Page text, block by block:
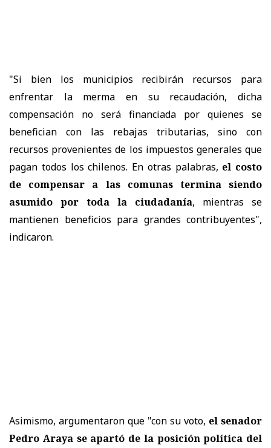
"Si bien los municipios recibirán recursos para
enfrentar la merma en su recaudación, dicha
compensación no será financiada por quienes se
benefician con las rebajas tributarias, sino con
recursos provenientes de los impuestos generales que
pagan todos los chilenos. En otras palabras, el costo
de compensar a las comunas termina siendo
asumido por toda la ciudadanía, mientras se
mantienen beneficios para grandes contribuyentes",
indicaron.
Asimismo, argumentaron que "con su voto, el senador
Pedro Araya se apartó de la posición política del